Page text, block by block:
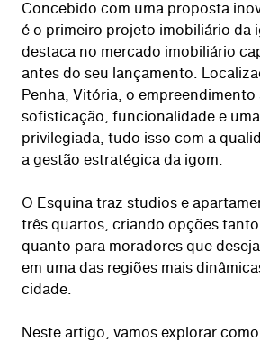
Concebido com uma proposta
é o primeiro projeto imobiliário da
destaca no mercado imobiliário
antes do seu lançamento.
Penha, Vitória, o empreendimento
sofisticação, funcionalidade e
privilegiada, tudo isso com a
a gestão estratégica da igom.
O Esquina traz studios e
três quartos, criando opções
quanto para moradores que
em uma das regiões mais
cidade.
Neste artigo, vamos explorar